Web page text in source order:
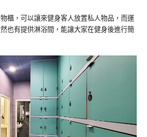
櫃，可以讓來健身客人放置私人物品，而運
也有提供淋浴間，能讓大家在健身後進行簡